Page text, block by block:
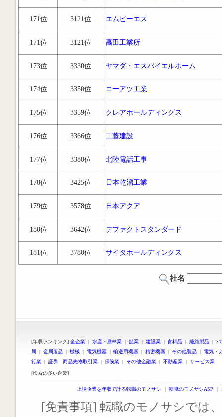
171位 3121位 エムビーエス
171位 3121位 高田工業所
173位 3330位 ヤマダ・エスバイエルホーム
174位 3350位 コーアツ工業
175位 3359位 クレアホールディングス
176位 3366位 工藤建設
177位 3380位 北陸電話工事
178位 3425位 日本乾溜工業
179位 3578位 日本アクア
180位 3642位 デファクトスタンダード
181位 3780位 サイタホールディングス
社名
[年収ランキング] 全企業 | 水産・農林業 | 鉱業 | 建設業 | 食料品 | 繊維製品 |
属 | 金属製品 | 機械 | 電気機器 | 輸送用機器 | 精密機器 | その他製品 | 電気・
行業 | 証券、商品先物取引業 | 保険業 | その他金融業 | 不動産業 | サービス業
[検索の多い企業]
上場企業を年収で計る転職のモノサシ ｜ 転職のモノサシASP ｜
[免責事項] 転職のモノサシでは